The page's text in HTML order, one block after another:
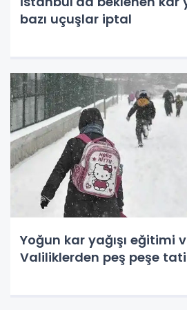
bazı uçuşlar iptal
Yoğun kar yağışı eğitimi
Valiliklerden peş peşe